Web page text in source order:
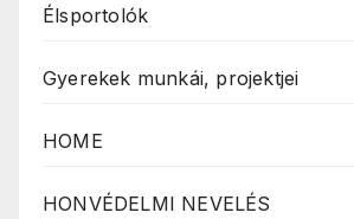
Élsportolók
Gyerekek munkái, projektjei
HOME
HONVÉDELMI NEVELÉS